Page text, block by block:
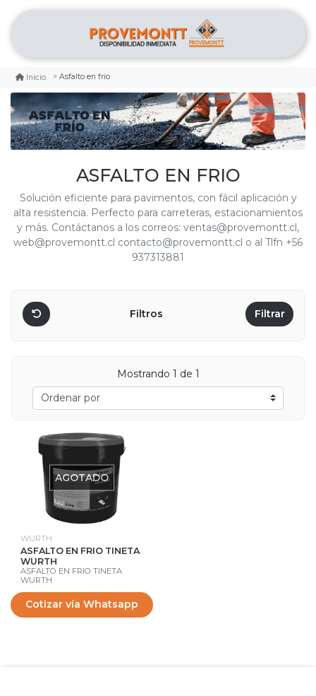
Inicio Asfalto en frio
ASFALTO EN FRIO
Solución eficiente para pavimentos, con fácil aplicación y
alta resistencia. Perfecto para carreteras, estacionamientos
y más. Contáctanos a los correos: ventas@provemontt.cl,
web@provemontt.cl contacto@provemontt.cl o al Tlfn +56
937313881
Filtros Filtrar
Mostrando 1 de 1
AGOTADO
WURTH
ASFALTO EN FRIO TINETA
WURTH
ASFALTO EN FRIO TINETA
WURTH
Cotizar vía Whatsapp